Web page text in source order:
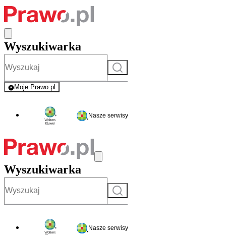
Wyszukiwarka
Szukaj
Moje Prawo.pl
- rejestracja i logowanie do serwisu
Nasze serwisy
Wyszukiwarka
Szukaj
Nasze serwisy